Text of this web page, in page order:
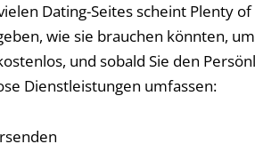
Dating-Seites scheint Plenty
wie sie brauchen könnten,
und sobald Sie den
Dienstleistungen umfassen: